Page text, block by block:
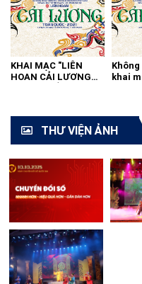
KHAI MẠC "LIÊN
HOAN CẢI LƯƠNG
khai
THƯ VIỆN ẢNH